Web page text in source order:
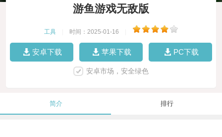
游鱼游戏无敌版
工具 时间：2025-01-16
安卓下载 苹果下载 PC下载
安卓市场，安全绿色
简介 排行